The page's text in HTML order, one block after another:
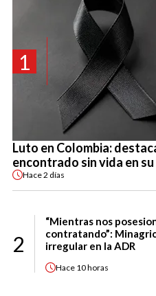
1
Luto en Colombia:
encontrado sin vida en su
Hace2 días
2
“Mientras nos
contratando”:
irregular en la ADR
Hace 10 horas